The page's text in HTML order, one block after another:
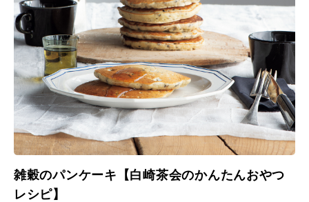
雑穀のパンケーキ【白崎茶会のかんたんおやつ
レシピ】